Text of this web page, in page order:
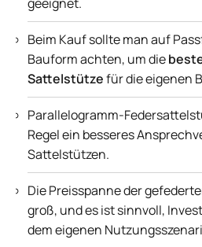
Beim Kauf sollte man auf
Bauform achten, um die
Sattelstützefür die eigenen
Parallelogramm-
Regel ein besseres
Sattelstützen.
Die Preisspanne der
groß, und es ist sinnvoll,
dem eigenen